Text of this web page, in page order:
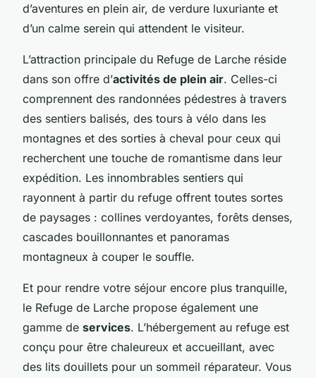
d’aventures en plein air, de verdure luxuriante et
d’un calme serein qui attendent le visiteur.
L’attraction principale du Refuge de Larche réside
dans son offre d’activités de plein air. Celles-ci
comprennent des randonnées pédestres à travers
des sentiers balisés, des tours à vélo dans les
montagnes et des sorties à cheval pour ceux qui
recherchent une touche de romantisme dans leur
expédition. Les innombrables sentiers qui
rayonnent à partir du refuge offrent toutes sortes
de paysages : collines verdoyantes, forêts denses,
cascades bouillonnantes et panoramas
montagneux à couper le souffle.
Et pour rendre votre séjour encore plus tranquille,
le Refuge de Larche propose également une
gamme de services. L’hébergement au refuge est
conçu pour être chaleureux et accueillant, avec
des lits douillets pour un sommeil réparateur. Vous